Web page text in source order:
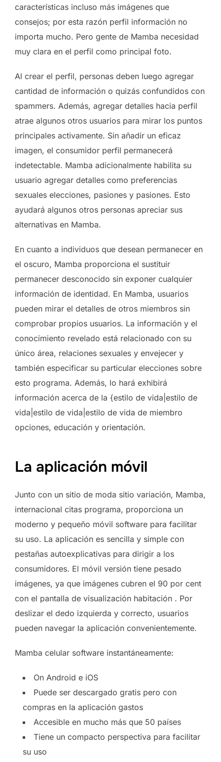
características incluso más imágenes que
consejos; por esta razón perfil información no
importa mucho. Pero gente de Mamba necesidad
muy clara en el perfil como principal foto.
Al crear el perfil, personas deben luego agregar
cantidad de información o quizás confundidos con
spammers. Además, agregar detalles hacia perfil
atrae algunos otros usuarios para mirar los puntos
principales activamente. Sin añadir un eficaz
imagen, el consumidor perfil permanecerá
indetectable. Mamba adicionalmente habilita su
usuario agregar detalles como preferencias
sexuales elecciones, pasiones y pasiones. Esto
ayudará algunos otros personas apreciar sus
alternativas en Mamba.
En cuanto a individuos que desean permanecer en
el oscuro, Mamba proporciona el sustituir
permanecer desconocido sin exponer cualquier
información de identidad. En Mamba, usuarios
pueden mirar el detalles de otros miembros sin
comprobar propios usuarios. La información y el
conocimiento revelado está relacionado con su
único área, relaciones sexuales y envejecer y
también especificar su particular elecciones sobre
esto programa. Además, lo hará exhibirá
información acerca de la {estilo de vida|estilo de
vida|estilo de vida|estilo de vida de miembro
opciones, educación y orientación.
La aplicación móvil
Junto con un sitio de moda sitio variación, Mamba,
internacional citas programa, proporciona un
moderno y pequeño móvil software para facilitar
su uso. La aplicación es sencilla y simple con
pestañas autoexplicativas para dirigir a los
consumidores. El móvil versión tiene pesado
imágenes, ya que imágenes cubren el 90 por cent
con el pantalla de visualización habitación . Por
deslizar el dedo izquierda y correcto, usuarios
pueden navegar la aplicación convenientemente.
Mamba celular software instantáneamente:
On Android e iOS
Puede ser descargado gratis pero con
compras en la aplicación gastos
Accesible en mucho más que 50 países
Tiene un compacto perspectiva para facilitar
su uso